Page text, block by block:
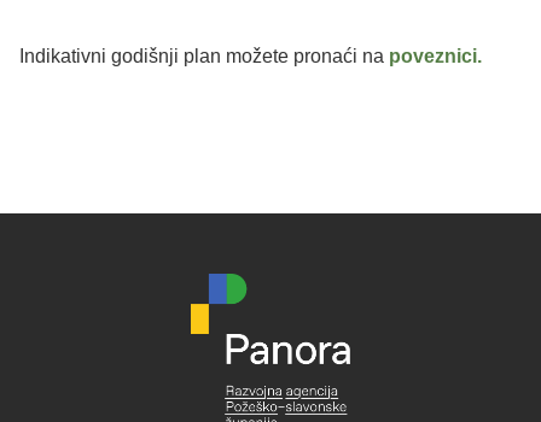
Indikativni godišnji plan možete pronaći na poveznici.